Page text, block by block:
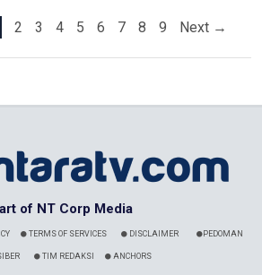
2 3 4 5 6 7 8 9 Next →
of NT Corp Media
TERMS OF SERVICES DISCLAIMER PEDOMAN
TIM REDAKSI ANCHORS